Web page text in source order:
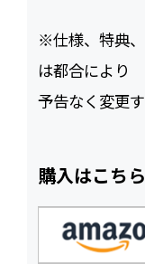
※仕様、特典
は都合により
予告なく変更
購入はこちら